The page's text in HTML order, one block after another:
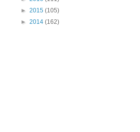
► 2015 (105)
► 2014 (162)